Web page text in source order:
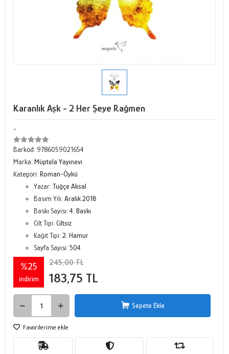
Karanlık Aşk - 2 Her Şeye Rağmen
-
Barkod: 9786059021654
Marka: Müptela Yayınevi
Kategori: Roman-Öykü
Yazar: Tuğçe Aksal
Basım Yılı: Aralık 2018
Baskı Sayısı:4. Baskı
Cilt Tipi: Ciltsiz
Kağıt Tipi: 2. Hamur
Sayfa Sayısı: 504
%25
indirim
245,00 TL
183,75 TL
Sepete Ekle
Favorilerime ekle